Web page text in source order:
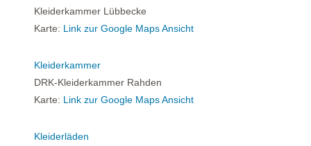
Kleiderkammer Lübbecke
Karte: Link zur Google Maps Ansicht
Kleiderkammer
DRK-Kleiderkammer Rahden
Karte: Link zur Google Maps Ansicht
Kleiderläden